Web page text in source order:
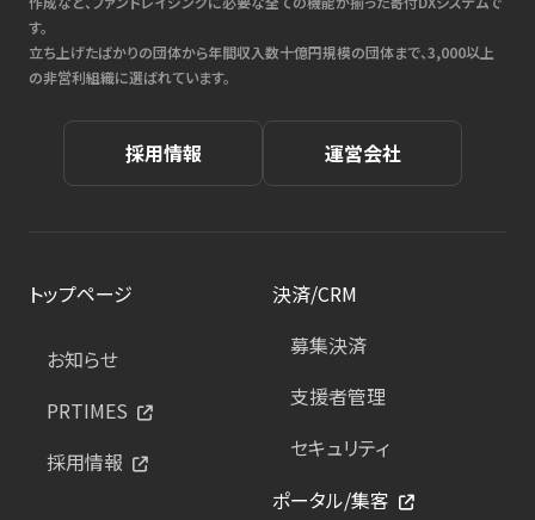
す。
立ち上げたばかりの団体から年間収入数十億円規模の団体まで、3,000以上
の非営利組織に選ばれています。
採用情報 運営会社
トップページ
お知らせ
PRTIMES
採用情報
決済/CRM
募集決済
支援者管理
セキュリティ
ポータル/集客